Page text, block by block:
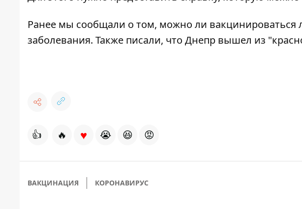
Ранее мы сообщали о том, можно ли вакцинироваться
заболевания. Также писали, что Днепр вышел из
👍 🔥 ♥ 😭 😆 😡
ВАКЦИНАЦИЯ КОРОНАВИРУС